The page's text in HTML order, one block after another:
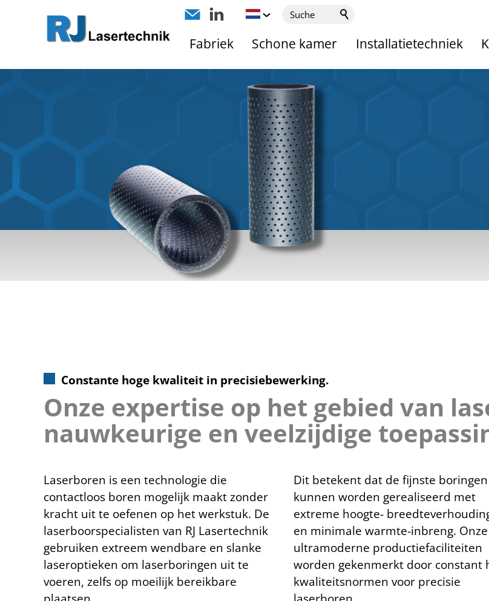
Fabriek Schone kamer Installatietechniek
Constante hoge kwaliteit in precisiebewerking.
Onze expertise op het gebied van
nauwkeurige en veelzijdige
Laserboren is een technologie die
contactloos boren mogelijk maakt zonder
kracht uit te oefenen op het werkstuk. De
laserboorspecialisten van RJ Lasertechnik
gebruiken extreem wendbare en slanke
laseroptieken om laserboringen uit te
voeren, zelfs op moeilijk bereikbare
Dit betekent dat de fijnste boringen
kunnen worden gerealiseerd met
extreme hoogte-
en minimale warmte-inbreng. Onze
ultramoderne productiefaciliteiten
worden gekenmerkt door constant
kwaliteitsnormen voor precisie